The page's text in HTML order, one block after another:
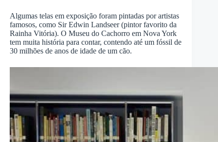
Algumas telas em exposição foram pintadas por artistas
famosos, como Sir Edwin Landseer (pintor favorito da
Rainha Vitória). O Museu do Cachorro em Nova York
tem muita história para contar, contendo até um fóssil de
30 milhões de anos de idade de um cão.